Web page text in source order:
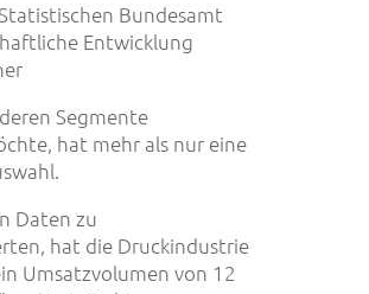
Bundesamt
Entwicklung
Segmente
hat mehr als nur eine
Daten zu
hat die Druckindustrie
Umsatzvolumen von 12